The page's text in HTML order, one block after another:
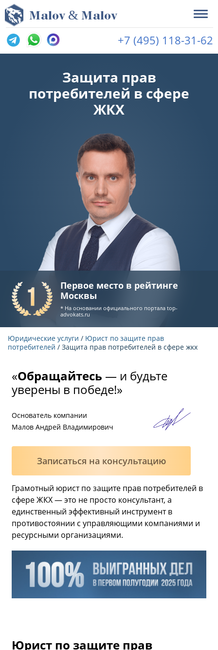
Malov & Malov
+7 (495) 118-31-62
Защита прав
потребителей в сфере
ЖКХ
Первое место в рейтинге
Москвы
* На основании официального порталаtop-
advokats.ru
Юридические услуги / Юрист по защите прав
потребителей / Защита прав потребителей в сфере жкх
«Обращайтесь — и будьте
уверены в победе!»
Основатель компании
Малов Андрей Владимирович
Записаться на консультацию
Грамотный юрист по защите прав потребителей в
сфере ЖКХ — это не просто консультант, а
единственный эффективный инструмент в
противостоянии с управляющими компаниями и
ресурсными организациями.
Юрист по защите прав